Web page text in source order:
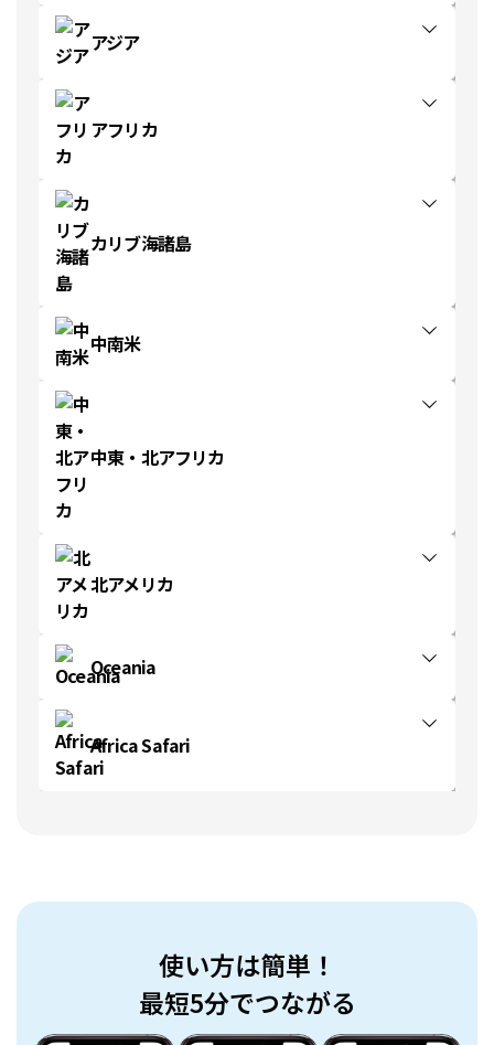
アジア
アフリカ
カリブ海諸島
中南米
中東・北アフリカ
北アメリカ
Oceania
Africa Safari
使い方は簡単！
最短5分でつながる